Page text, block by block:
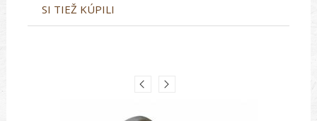
SI TIEŽ KÚPILI